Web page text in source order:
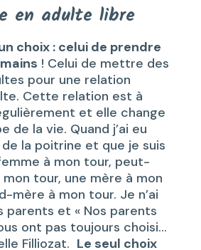
en adulte libre
choix : celui de prendre
! Celui de mettre des
pour une relation
Cette relation est à
et elle change
de la vie. Quand j’ai eu
la poitrine et que je suis
à mon tour, peut-
tour, une mère à mon
mère à mon tour. Je n’ai
parents et « Nos parents
ont pas toujours choisi…
Filliozat. Le seul choix